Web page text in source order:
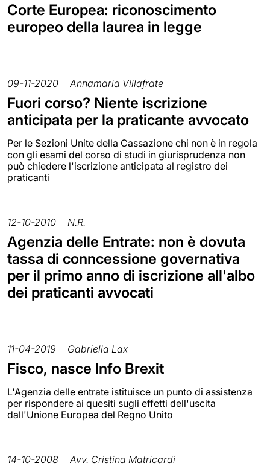
Corte Europea: riconoscimento
europeo della laurea in legge
09-11-2020 Annamaria Villafrate
Fuori corso? Niente iscrizione
anticipata per la praticante avvocato
Per le Sezioni Unite della Cassazione chi non è in regola
con gli esami del corso di studi in giurisprudenza non
può chiedere l'iscrizione anticipata al registro dei
praticanti
12-10-2010 N.R.
Agenzia delle Entrate: non è dovuta
tassa di conncessione governativa
per il primo anno di iscrizione all'albo
dei praticanti avvocati
11-04-2019 Gabriella Lax
Fisco, nasce Info Brexit
L'Agenzia delle entrate istituisce un punto di assistenza
per rispondere ai quesiti sugli effetti dell'uscita
dall'Unione Europea del Regno Unito
14-10-2008 Avv. Cristina Matricardi